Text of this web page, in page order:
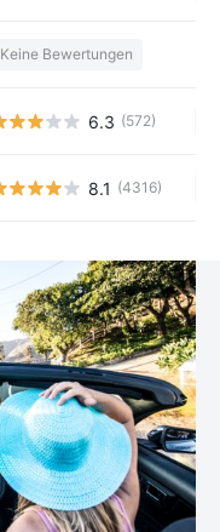
Keine Bewertungen
6.3 (572)
8.1 (4316)